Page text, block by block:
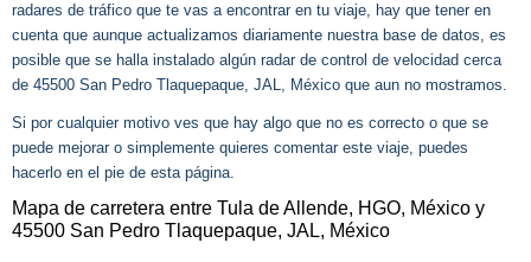
radares de tráfico que te vas a encontrar en tu viaje, hay que tener en
cuenta que aunque actualizamos diariamente nuestra base de datos, es
posible que se halla instalado algún radar de control de velocidad cerca
de 45500 San Pedro Tlaquepaque, JAL, México que aun no mostramos.
Si por cualquier motivo ves que hay algo que no es correcto o que se
puede mejorar o simplemente quieres comentar este viaje, puedes
hacerlo en el pie de esta página.
Mapa de carretera entre Tula de Allende, HGO, México y
45500 San Pedro Tlaquepaque, JAL, México